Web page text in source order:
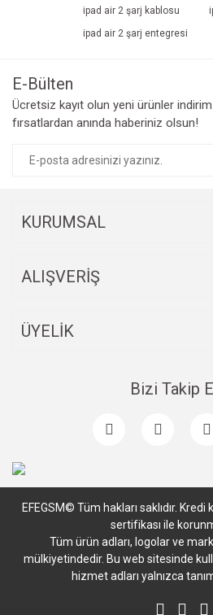
ipad air 2 şarj kablosu
ipad air 2 şarj entegresi
E-Bülten
Ücretsiz kayıt olun yeni ürünler
fırsatlardan anında haberiniz olsun!
KURUMSAL
ALIŞVERİŞ
ÜYELİK
Bizi Takip
EFEGSM© Tüm hakları saklıdır. Kredi
sertifikası ile
Tüm ürün adları, logolar ve
mülkiyetindedir. Bu web sitesinde
hizmet adları yalnızca